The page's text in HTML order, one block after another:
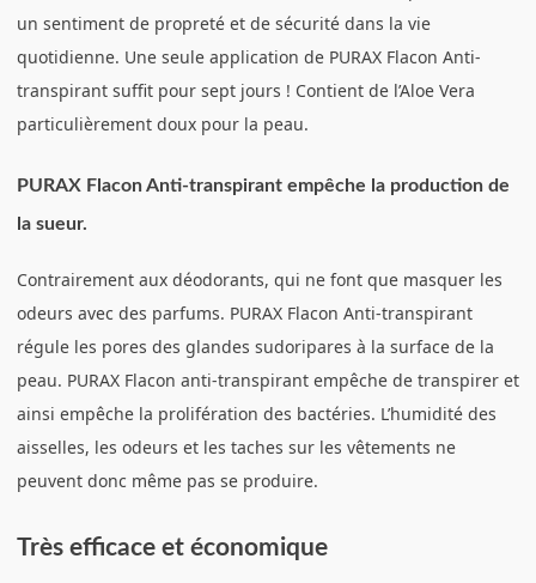
un sentiment de propreté et de sécurité dans la vie
quotidienne. Une seule application de PURAX Flacon Anti-
transpirant suffit pour sept jours ! Contient de l’Aloe Vera
particulièrement doux pour la peau.
PURAX Flacon Anti-transpirant empêche la production de
la sueur.
Contrairement aux déodorants, qui ne font que masquer les
odeurs avec des parfums. PURAX Flacon Anti-transpirant
régule les pores des glandes sudoripares à la surface de la
peau. PURAX Flacon anti-transpirant empêche de transpirer et
ainsi empêche la prolifération des bactéries. L’humidité des
aisselles, les odeurs et les taches sur les vêtements ne
peuvent donc même pas se produire.
Très efficace et économique